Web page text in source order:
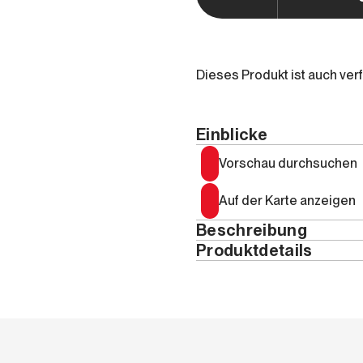
Dieses Produkt ist auch
Einblicke
Vorschau durchsuchen
Auf der Karte anzeigen
Beschreibung
Ausgabe nur in
Produktdetails